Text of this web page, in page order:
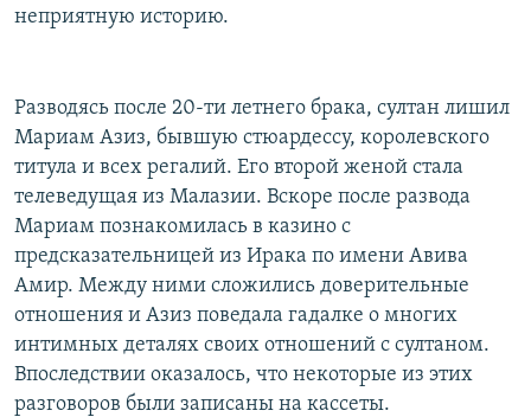
неприятную историю.
Разводясь после 20-ти летнего брака, султан лишил
Мариам Азиз, бывшую стюардессу, королевского
титула и всех регалий. Его второй женой стала
телеведущая из Малазии. Вскоре после развода
Мариам познакомилась в казино с
предсказательницей из Ирака по имени Авива
Амир. Между ними сложились доверительные
отношения и Азиз поведала гадалке о многих
интимных деталях своих отношений с султаном.
Впоследствии оказалось, что некоторые из этих
разговоров были записаны на кассеты.